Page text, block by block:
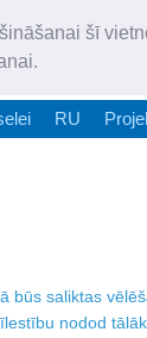
šī
RU
būs saliktas
nodod tālāk